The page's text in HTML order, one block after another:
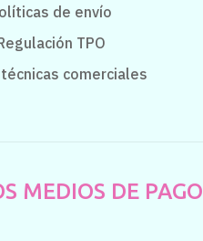
de envío
TPO
técnicas comerciales
MEDIOS DE PAGO